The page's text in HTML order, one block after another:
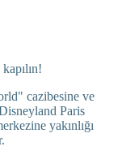
cazibesine ve
Paris
yakınlığı